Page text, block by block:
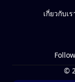
เกี่ยวกับเร
©